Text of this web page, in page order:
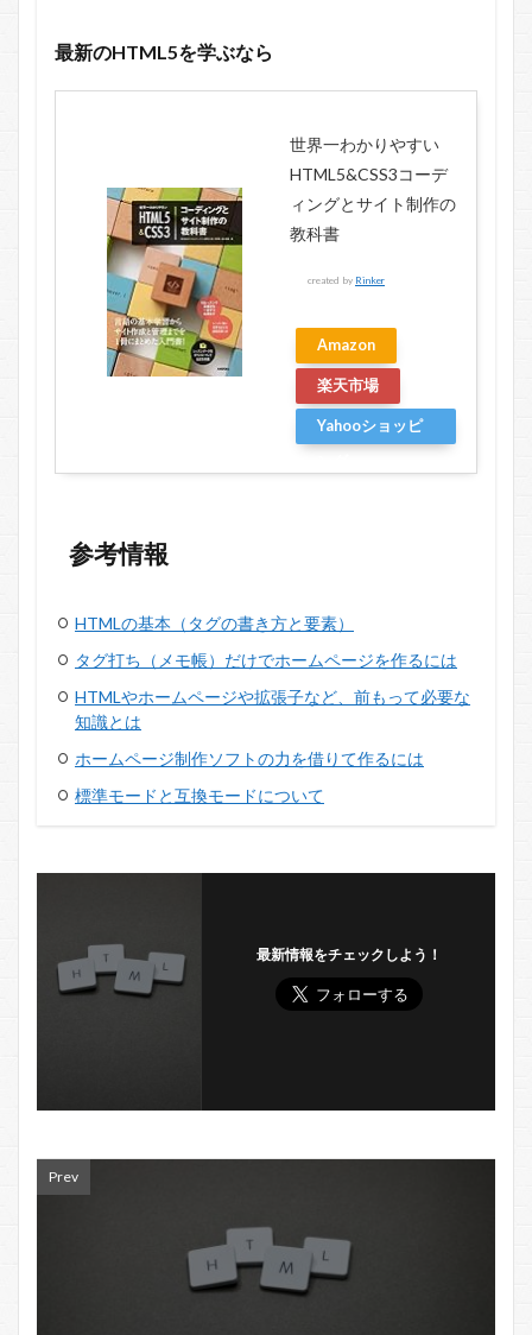
最新のHTML5を学ぶなら
世界一わかりやすい
HTML5&CSS3コーデ
ィングとサイト制作の
教科書
created by Rinker
Amazon
楽天市場
Yahooショッピ
参考情報
HTMLの基本（タグの書き方と要素）
タグ打ち（メモ帳）だけでホームページを作るには
HTMLやホームページや拡張子など、前もって必要な
知識とは
ホームページ制作ソフトの力を借りて作るには
標準モードと互換モードについて
最新情報をチェックしよう！
Prev